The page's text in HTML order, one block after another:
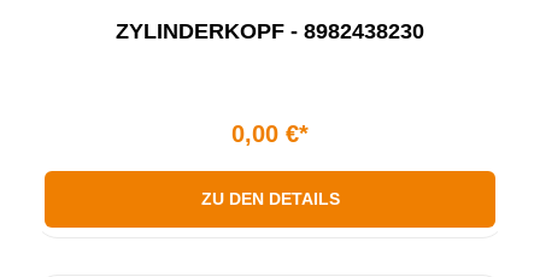
ZYLINDERKOPF - 8982438230
0,00 €*
ZU DEN DETAILS